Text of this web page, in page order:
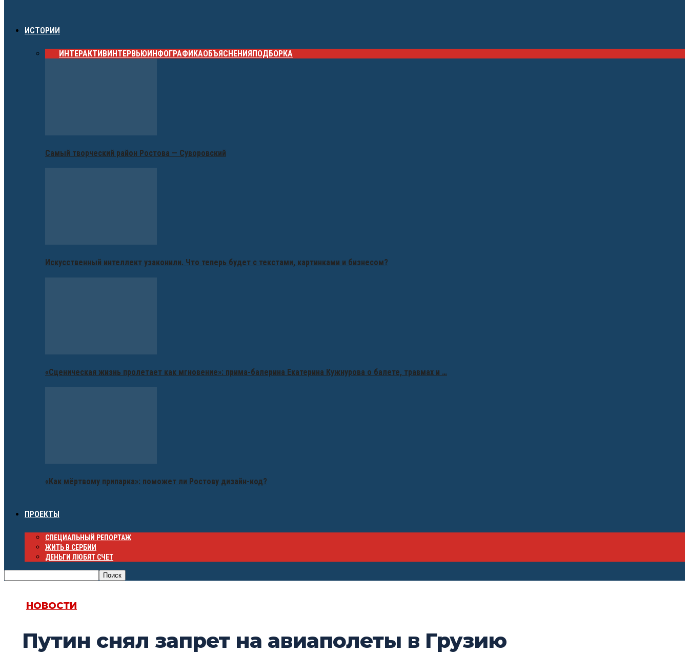
ИСТОРИИ
ИНТЕРАКТИВИНТЕРВЬЮИНФОГРАФИКАОБЪЯСНЕНИЯПОДБОРКА
Самый творческий район Ростова — Суворовский
Искусственный интеллект узаконили. Что теперь будет с текстами, картинками и бизнесом?
«Сценическая жизнь пролетает как мгновение»: прима-балерина Екатерина Кужнурова о балете, травмах и …
«Как мёртвому припарка»: поможет ли Ростову дизайн-код?
ПРОЕКТЫ
СПЕЦИАЛЬНЫЙ РЕПОРТАЖ
ЖИТЬ В СЕРБИИ
ДЕНЬГИ ЛЮБЯТ СЧЕТ
НОВОСТИ
Путин снял запрет на авиаполеты в Грузию